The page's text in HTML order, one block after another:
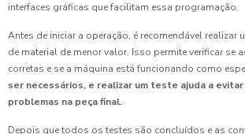
interfaces gráficas que facilitam essa programação.
Antes de iniciar a operação, é recomendável realizar
de material de menor valor. Isso permite verificar se
corretas e se a máquina está funcionando como
ser necessários, e realizar um teste ajuda a
problemas na peça final.
Depois que todos os testes são concluídos e as